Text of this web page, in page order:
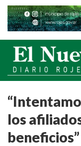
los
beneficios”